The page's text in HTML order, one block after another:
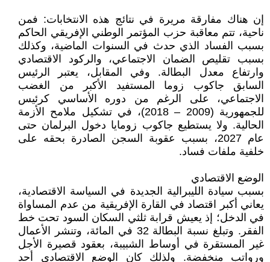
إن هناك مفارقة مريرة في نتائج هذه الانتخابات: فمن
ناحية، تتم معاقبة حزب المؤتمر الوطني الإفريقي الحاكم
بسبب الفساد الذي حدث في السنوات الماضية، وكذلك
بسبب تقليص الضمان الاجتماعي، والركود الاقتصادي
وارتفاع معدل البطالة. وفي المقابل، يعتبر الرئيس
السابق جاكوب زوما المستفيد الأكبر من الغضب
الاجتماعي، على الرغم من دوره الأساسي كرئيس
للجمهورية (2009 – 2018)، في تشكيل ملامح الأزمة
الحالية. ولا يستطيع جاكوب زومايا دخول البرلمان حتى
عام 2027، بسبب عقوبة السجن الصادرة بحقه على
خلفية ملفات فساد.
الوضع الاقتصادي
بسبب سيادة الليبرالية الجديدة في السياسة الاقتصادية،
يعاني أكبر اقتصاد في القارة الإفريقية من عدم المساواة
في الدخل؛ إذ يعيش قرابة ثلثي السكان السود تحت خط
الفقر. وتبلغ نسبة البطالة 32 في المائة، وتنشر الأعمال
غير المستقرة في أوساط الشبيبة، بعقود قصيرة الأجل
ورواتب منخفضة. ولذلك كان الوضع الاقتصادي أحد